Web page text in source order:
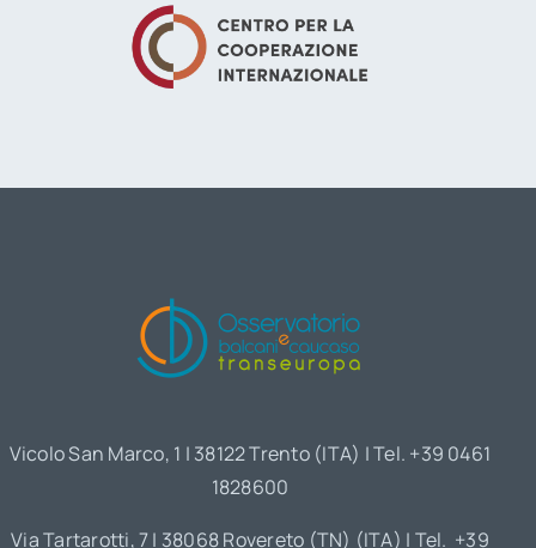
Vicolo San Marco, 1 | 38122 Trento (ITA) | Tel. +39 0461
1828600
Via Tartarotti, 7 | 38068 Rovereto (TN) (ITA) | Tel. +39